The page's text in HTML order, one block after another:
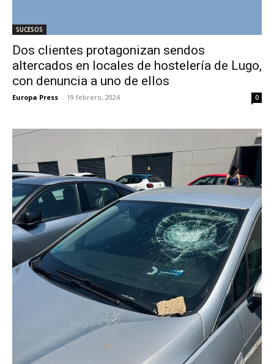
SUCESOS
Dos clientes protagonizan sendos
altercados en locales de hostelería de Lugo,
con denuncia a uno de ellos
Europa Press - 19 febrero, 2024 0